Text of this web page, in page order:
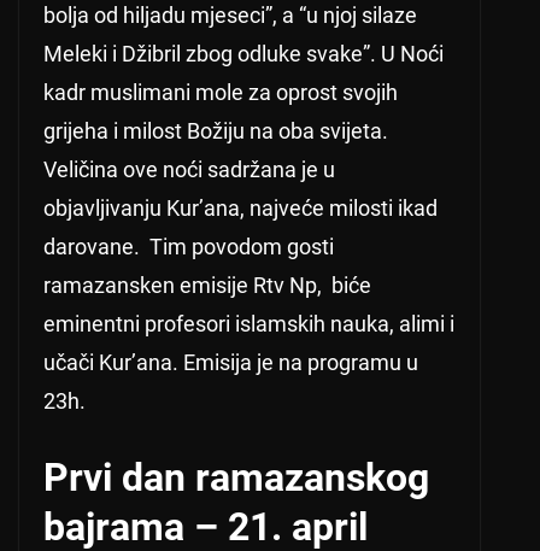
bolja od hiljadu mjeseci”, a “u njoj silaze
Meleki i Džibril zbog odluke svake”. U Noći
kadr muslimani mole za oprost svojih
grijeha i milost Božiju na oba svijeta.
Veličina ove noći sadržana je u
objavljivanju Kur’ana, najveće milosti ikad
darovane. Tim povodom gosti
ramazansken emisije Rtv Np, biće
eminentni profesori islamskih nauka, alimi i
učači Kur’ana. Emisija je na programu u
23h.
Prvi dan ramazanskog
bajrama – 21. april